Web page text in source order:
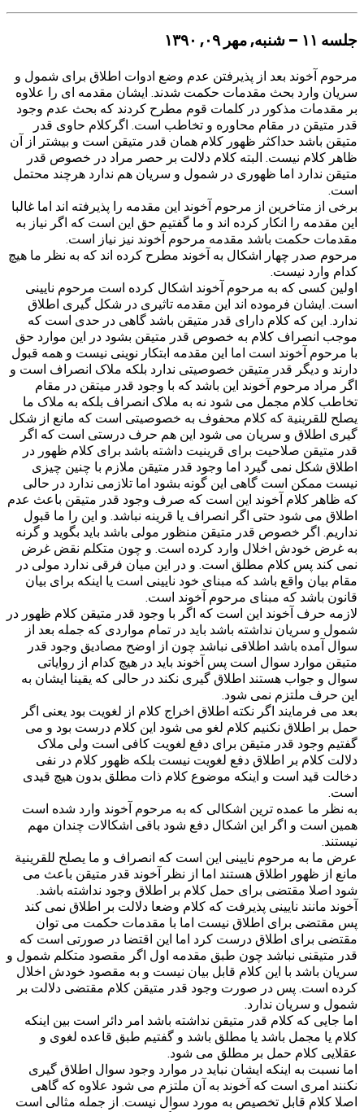
جلسه ۱۱ – شنبه, مهر ۰۹, ۱۳۹۰
مرحوم آخوند بعد از پذیرفتن عدم وضع ادوات اطلاق برای شمول و
سریان وارد بحث مقدمات حکمت شدند. ایشان مقدمه ای را علاوه
بر مقدمات مذکور در کلمات قوم مطرح کردند که بحث عدم وجود
قدر متیقن در مقام محاوره و تخاطب است. اگرکلام حاوی قدر
متیقن باشد حداکثر ظهور کلام همان قدر متیقن است و بیشتر از آن
ظاهر کلام نیست. البته کلام دلالت بر حصر مراد در خصوص قدر
متیقن ندارد اما ظهوری در شمول و سریان هم ندارد هرچند محتمل
است.
برخی از متاخرین از مرحوم آخوند این مقدمه را پذیرفته اند اما غالبا
این مقدمه را انکار کرده اند و ما گفتیم حق این است که اگر نیاز به
مقدمات حکمت باشد مقدمه مرحوم آخوند نیز نیاز است.
مرحوم صدر چهار اشکال به آخوند مطرح کرده اند که به نظر ما هیچ
کدام وارد نیست.
اولین کسی که به مرحوم آخوند اشکال کرده است مرحوم نایینی
است. ایشان فرموده اند این مقدمه تاثیری در شکل گیری اطلاق
ندارد. این که کلام دارای قدر متیقن باشد گاهی در حدی است که
موجب انصراف کلام به خصوص قدر متیقن بشود در این موارد حق
با مرحوم آخوند است اما این مقدمه ابتکار نوینی نیست و همه قبول
دارند و دیگر قدر متیقن خصوصیتی ندارد بلکه ملاک انصراف است و
اگر مراد مرحوم آخوند این باشد که با وجود قدر میتقن در مقام
تخاطب کلام مجمل می شود نه به ملاک انصراف بلکه به ملاک ما
یصلح للقرینیة که کلام محفوف به خصوصیتی است که مانع از شکل
گیری اطلاق و سریان می شود این هم حرف درستی است که اگر
قدر متیقن صلاحیت برای قرینیت داشته باشد برای کلام ظهور در
اطلاق شکل نمی گیرد اما وجود قدر متیقن ملازم با چنین چیزی
نیست ممکن است گاهی این گونه بشود اما تلازمی ندارد در حالی
که ظاهر کلام آخوند این است که صرف وجود قدر متیقن باعث عدم
اطلاق می شود حتی اگر انصراف یا قرینه نباشد. و این را ما قبول
نداریم. اگر خصوص قدر متیقن منظور مولی باشد باید بگوید و گرنه
به غرض خودش اخلال وارد کرده است. و چون متکلم نقض غرض
نمی کند پس کلام مطلق است. و در این میان فرقی ندارد مولی در
مقام بیان واقع باشد که مبنای خود نایینی است یا اینکه برای بیان
قانون باشد که مبنای مرحوم آخوند است.
لازمه حرف آخوند این است که اگر با وجود قدر متیقن کلام ظهور در
شمول و سریان نداشته باشد باید در تمام مواردی که جمله بعد از
سوال آمده باشد اطلاقی نباشد چون از اوضح مصادیق وجود قدر
متیقن موارد سوال است پس آخوند باید در هیچ کدام از روایاتی
سوال و جواب هستند اطلاق گیری نکند در حالی که یقینا ایشان به
این حرف ملتزم نمی شود.
بعد می فرمایند اگر نکته اطلاق اخراج کلام از لغویت بود یعنی اگر
حمل بر اطلاق نکنیم کلام لغو می شود این کلام درست بود و می
گفتیم وجود قدر متیقن برای دفع لغویت کافی است ولی ملاک
دلالت کلام بر اطلاق دفع لغویت نیست بلکه ظهور کلام در نفی
دخالت قید است و اینکه موضوع کلام ذات مطلق بدون هیچ قیدی
است.
به نظر ما عمده ترین اشکالی که به مرحوم آخوند وارد شده است
همین است و اگر این اشکال دفع شود باقی اشکالات چندان مهم
نیستند.
عرض ما به مرحوم نایینی این است که انصراف و ما یصلح للقرینیة
مانع از ظهور اطلاق هستند اما از نظر آخوند قدر متیقن باعث می
شود اصلا مقتضی برای حمل کلام بر اطلاق وجود نداشته باشد.
آخوند مانند نایینی پذیرفت که کلام وضعا دلالت بر اطلاق نمی کند
پس مقتضی برای اطلاق نیست اما با مقدمات حکمت می توان
مقتضی برای اطلاق درست کرد اما این اقتضا در صورتی است که
قدر متیقنی نباشد چون طبق مقدمه اول اگر مقصود متکلم شمول و
سریان باشد با این کلام قابل بیان نیست و به مقصود خودش اخلال
کرده است. پس در صورت وجود قدر متیقن کلام مقتضی دلالت بر
شمول و سریان ندارد.
اما جایی که کلام قدر متیقن نداشته باشد امر دائر است بین اینکه
کلام یا مجمل باشد یا مطلق باشد و گفتیم طبق قاعده لغوی و
عقلایی کلام حمل بر مطلق می شود.
اما نسبت به اینکه ایشان نباید در موارد وجود سوال اطلاق گیری
نکنند امری است که آخوند به آن ملتزم می شود علاوه که گاهی
اصلا کلام قابل تخصیص به مورد سوال نیست. از جمله مثالی است